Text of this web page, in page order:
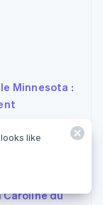
Minnesota :
Caroline du
constitution
du
like